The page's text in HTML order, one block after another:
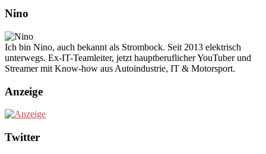
Nino
Ich bin Nino, auch bekannt als Strombock. Seit 2013 elektrisch
unterwegs. Ex-IT-Teamleiter, jetzt hauptberuflicher YouTuber und
Streamer mit Know-how aus Autoindustrie, IT & Motorsport.
Anzeige
Twitter